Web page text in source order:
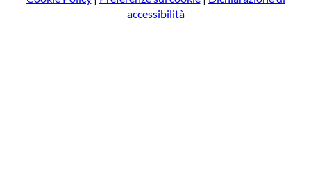
accessibilità